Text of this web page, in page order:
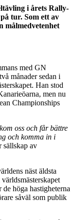
i årets Rally-
tur. Som ett av
målmedvetenhet
med GN
månader sedan i
Han stod
men nu
Championships
oss och får bättre
och komma in i
sällskap av
näst äldsta
höga hastigheterna
såväl som publik